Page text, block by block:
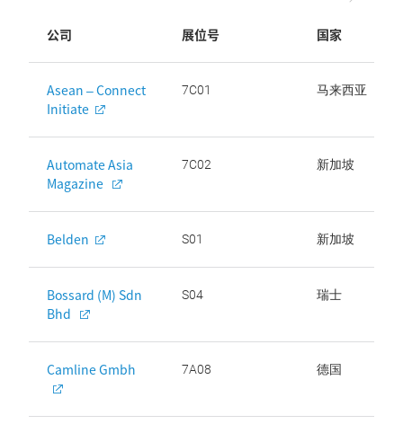
公司 展位号 国家
Asean – Connect
Initiate
7C01 马来西亚
Automate Asia
Magazine
7C02 新加坡
Belden S01 新加坡
Bossard (M) Sdn
Bhd
S04 瑞士
Camline Gmbh 7A08 德国